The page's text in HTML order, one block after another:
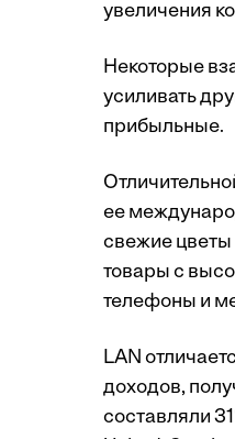
увеличения
Некоторые
усиливать
прибыльные.
ее
свежие цветы
товары с
телефоны и
LAN
доходов,
составляли